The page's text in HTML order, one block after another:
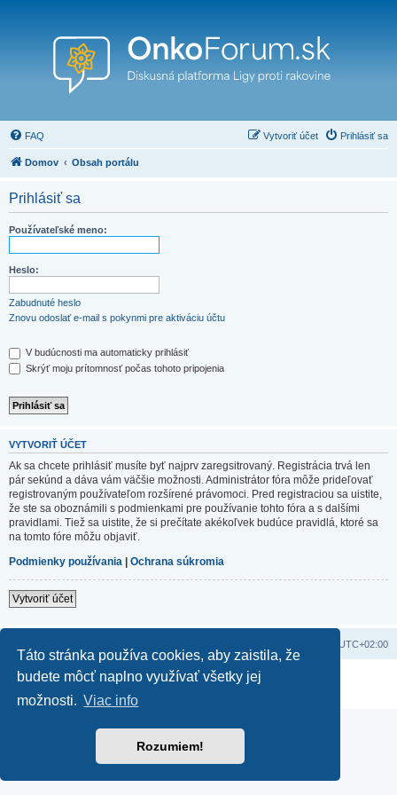
Táto stránka používa cookies, aby zaistila, že
budete môcť naplno využívať všetky jej
možnosti. Viac info
Rozumiem!
FAQ Prihlásiť sa
Vytvoriť účet
Domov Obsah portálu
Prihlásiť sa
Používateľské meno:
Heslo:
Zabudnuté heslo
Znovu odoslať e-mail s pokynmi pre aktiváciu účtu
V budúcnosti ma automaticky prihlásiť
Skrýť moju prítomnosť počas tohoto pripojenia
VYTVORIŤ ÚČET
Ak sa chcete prihlásiť musíte byť najprv zaregsitrovaný. Registrácia trvá len
pár sekúnd a dáva vám väčšie možnosti. Administrátor fóra môže prideľovať
registrovaným používateľom rozšírené právomoci. Pred registraciou sa uistite,
že ste sa oboznámili s podmienkami pre používanie tohto fóra a s dalšími
pravidlami. Tiež sa uistite, že si prečítate akékoľvek budúce pravidlá, ktoré sa
na tomto fóre môžu objaviť.
Podmienky používania | Ochrana súkromia
Vytvoriť účet
UTC+02:00
Založené naphpBB® Forum Software © phpBB Limited